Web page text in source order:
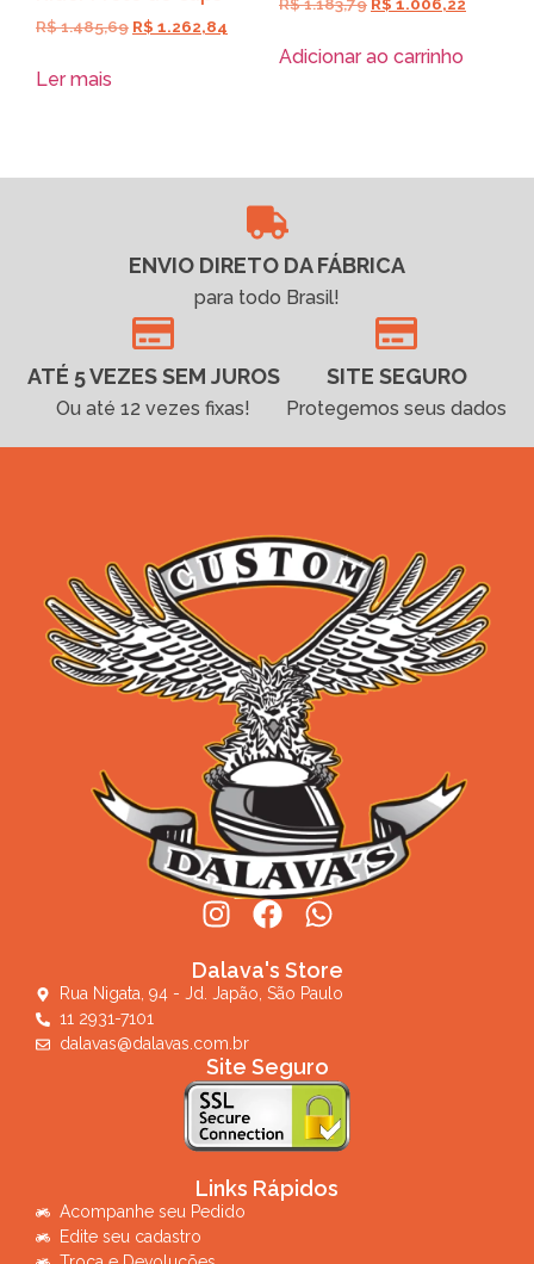
R$1.485,69 R$ 1.262,84
Ler mais
Adicionar ao carrinho
ENVIO DIRETO DA FÁBRICA
para todo Brasil!
ATÉ 5 VEZES SEM JUROS
Ou até 12 vezes fixas!
SITE SEGURO
Protegemos seus dados
Dalava's Store
Rua Nigata, 94 - Jd. Japão, São Paulo
11 2931-7101
dalavas@dalavas.com.br
Site Seguro
Links Rápidos
Acompanhe seu Pedido
Edite seu cadastro